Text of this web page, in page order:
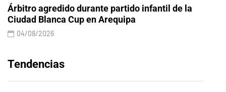
Árbitro agredido durante partido infantil de la
Ciudad Blanca Cup en Arequipa
04/08/2026
Tendencias